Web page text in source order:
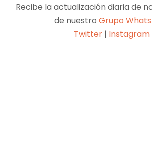
Recibe la actualización diaria de
de nuestro Grupo
Twitter | Instagram